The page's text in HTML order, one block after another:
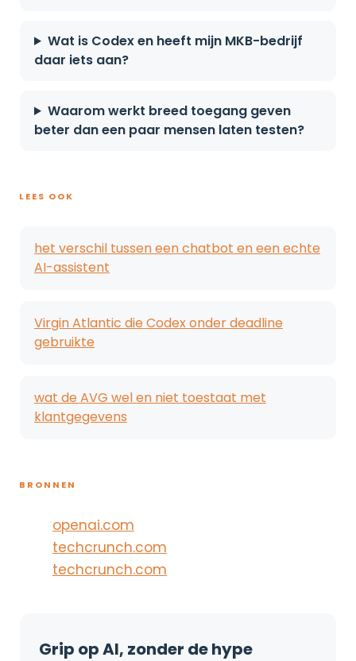
Wat is Codex en heeft mijn MKB-bedrijf
daar iets aan?
Waarom werkt breed toegang geven
beter dan een paar mensen laten testen?
LEES OOK
het verschil tussen een chatbot en een echte
AI-assistent
Virgin Atlantic die Codex onder deadline
gebruikte
wat de AVG wel en niet toestaat met
klantgegevens
BRONNEN
openai.com
techcrunch.com
techcrunch.com
Grip op AI, zonder de hype